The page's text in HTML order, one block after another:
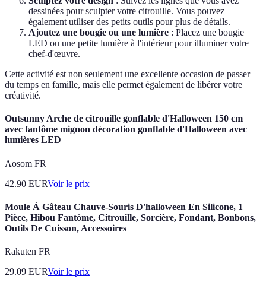
dessinées pour sculpter votre citrouille. Vous pouvez
également utiliser des petits outils pour plus de détails.
Ajoutez une bougie ou une lumière : Placez une bougie
LED ou une petite lumière à l'intérieur pour illuminer votre
chef-d'œuvre.
Cette activité est non seulement une excellente occasion de passer
du temps en famille, mais elle permet également de libérer votre
créativité.
Outsunny Arche de citrouille gonflable d'Halloween 150 cm
avec fantôme mignon décoration gonflable d'Halloween avec
lumières LED
Aosom FR
42.90 EURVoir le prix
Moule À Gâteau Chauve-Souris D'halloween En Silicone, 1
Pièce, Hibou Fantôme, Citrouille, Sorcière, Fondant, Bonbons,
Outils De Cuisson, Accessoires
Rakuten FR
29.09 EURVoir le prix